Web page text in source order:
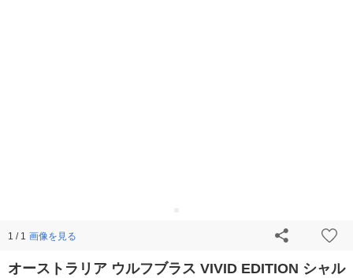
1 / 1 画像を見る
オーストラリア ウルフブラス VIVID EDITION シャル